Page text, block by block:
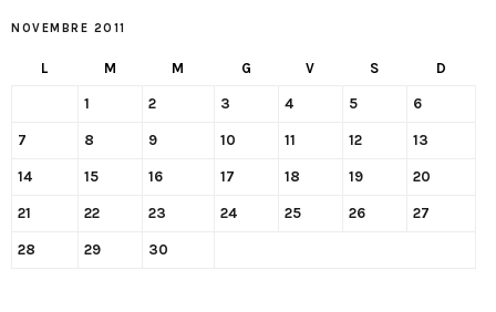
NOVEMBRE 2011
L M M G V S D
1 2 3 4 5 6
7 8 9 10 11 12 13
14 15 16 17 18 19 20
21 22 23 24 25 26 27
28 29 30